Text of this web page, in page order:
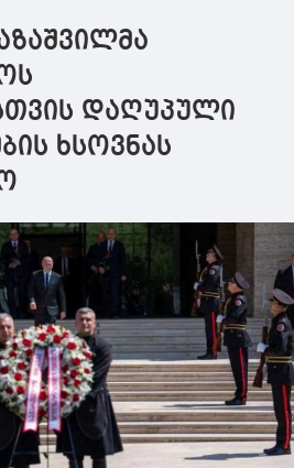
დაღუპული
ხსოვნას